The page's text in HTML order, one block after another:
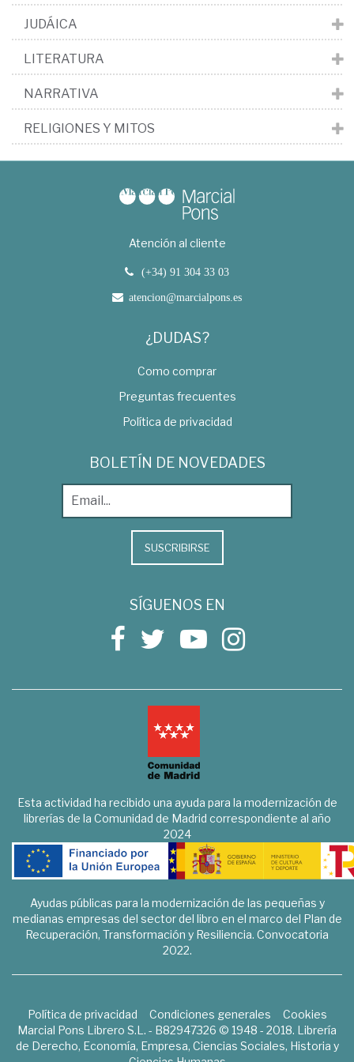
JUDÁICA
LITERATURA
NARRATIVA
RELIGIONES Y MITOS
Atención al cliente
(+34) 91 304 33 03
atencion@marcialpons.es
¿DUDAS?
Como comprar
Preguntas frecuentes
Política de privacidad
BOLETÍN DE NOVEDADES
SUSCRIBIRSE
SÍGUENOS EN
Esta actividad ha recibido una ayuda para la modernización de
librerías de la Comunidad de Madrid correspondiente al año
2024
Ayudas públicas para la modernización de las pequeñas y
medianas empresas del sector del libro en el marco del Plan de
Recuperación, Transformación y Resiliencia. Convocatoria
2022.
Política de privacidad Condiciones generales
Cookies
Marcial Pons Librero S.L. - B82947326 © 1948 - 2018. Librería
de Derecho, Economía, Empresa, Ciencias Sociales, Historia y